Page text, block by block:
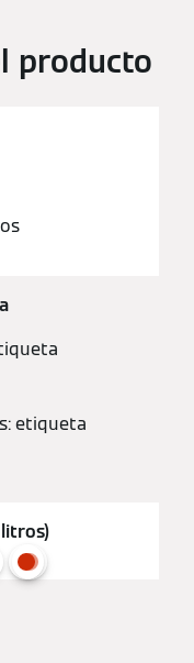
producto
etiqueta